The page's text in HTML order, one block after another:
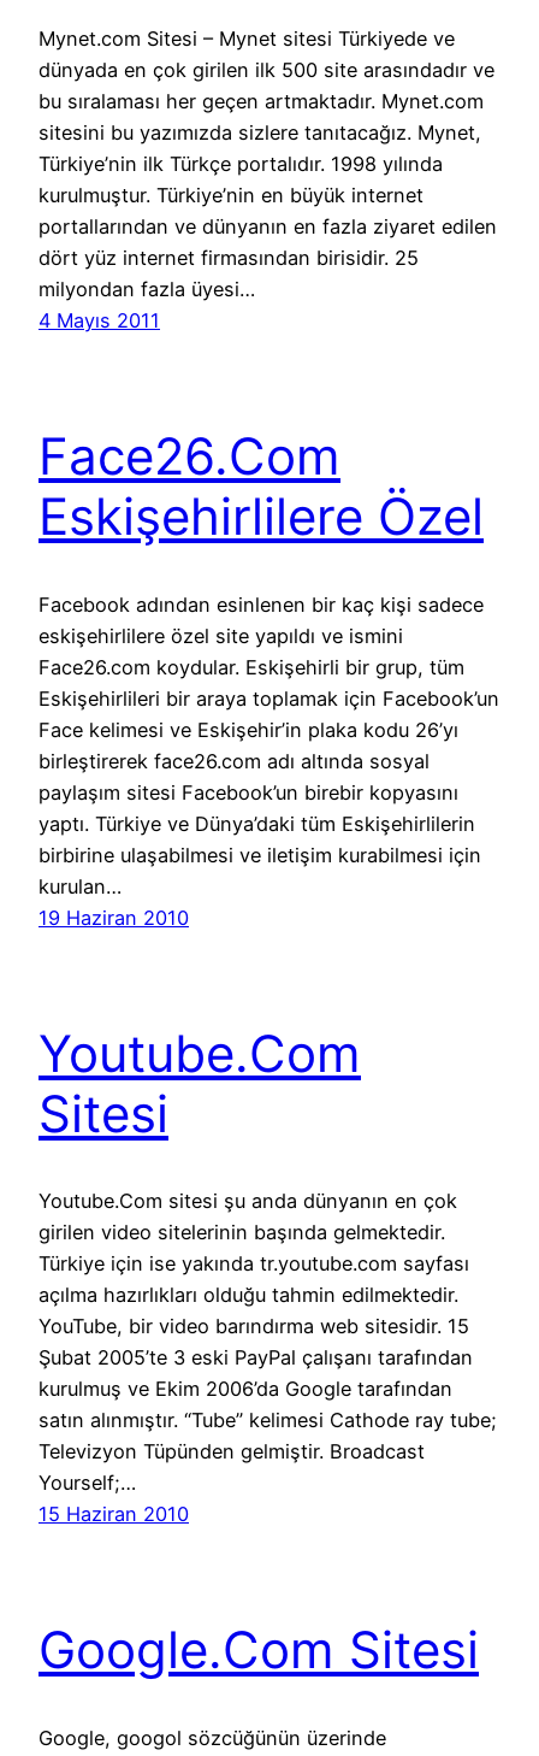
Mynet.com Sitesi – Mynet sitesi Türkiyede ve
dünyada en çok girilen ilk 500 site arasındadır ve
bu sıralaması her geçen artmaktadır. Mynet.com
sitesini bu yazımızda sizlere tanıtacağız. Mynet,
Türkiye’nin ilk Türkçe portalıdır. 1998 yılında
kurulmuştur. Türkiye’nin en büyük internet
portallarından ve dünyanın en fazla ziyaret edilen
dört yüz internet firmasından birisidir. 25
milyondan fazla üyesi…
4 Mayıs 2011
Face26.Com
Eskişehirlilere Özel
Facebook adından esinlenen bir kaç kişi sadece
eskişehirlilere özel site yapıldı ve ismini
Face26.com koydular. Eskişehirli bir grup, tüm
Eskişehirlileri bir araya toplamak için Facebook’un
Face kelimesi ve Eskişehir’in plaka kodu 26’yı
birleştirerek face26.com adı altında sosyal
paylaşım sitesi Facebook’un birebir kopyasını
yaptı. Türkiye ve Dünya’daki tüm Eskişehirlilerin
birbirine ulaşabilmesi ve iletişim kurabilmesi için
kurulan…
19 Haziran 2010
Youtube.Com
Sitesi
Youtube.Com sitesi şu anda dünyanın en çok
girilen video sitelerinin başında gelmektedir.
Türkiye için ise yakında tr.youtube.com sayfası
açılma hazırlıkları olduğu tahmin edilmektedir.
YouTube, bir video barındırma web sitesidir. 15
Şubat 2005’te 3 eski PayPal çalışanı tarafından
kurulmuş ve Ekim 2006’da Google tarafından
satın alınmıştır. “Tube” kelimesi Cathode ray tube;
Televizyon Tüpünden gelmiştir. Broadcast
Yourself;…
15 Haziran 2010
Google.Com Sitesi
Google, googol sözcüğünün üzerinde